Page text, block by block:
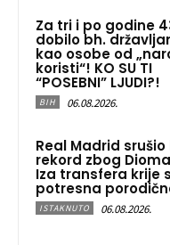
Za tri i po godine
dobilo bh.
kao osobe od
koristi“! KO SU TI
“POSEBNI” LJUDI?!
BIH 06.08.2026.
Real Madrid
rekord zbog
Iza transfera krije
potresna
ISTAKNUTO 06.08.2026.